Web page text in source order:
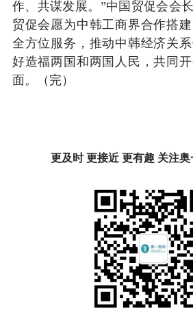
作、共谋发展。”中国贸促会会
贸促会愿为中韩工商界合作搭
全方位服务，推动中韩经济关
好造福两国和两国人民，共同
面。（完）
更及时 更接近 更有趣 关注